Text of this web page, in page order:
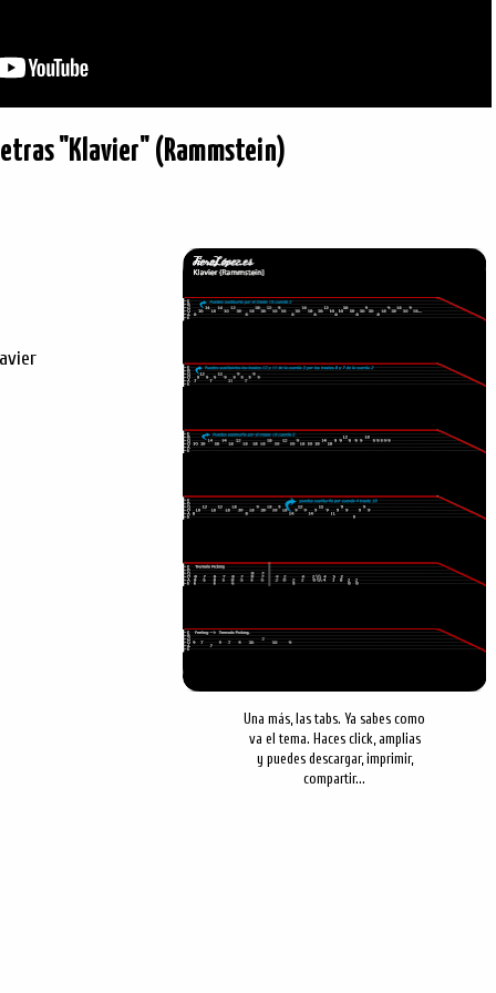
"Klavier" (Rammstein)
Una más, las tabs. Ya sabes como
va el tema. Haces click, amplias
y puedes descargar, imprimir,
compartir...